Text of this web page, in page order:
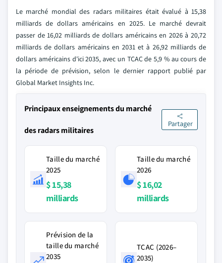
Le marché mondial des radars militaires était évalué à 15,38
milliards de dollars américains en 2025. Le marché devrait
passer de 16,02 milliards de dollars américains en 2026 à 20,72
milliards de dollars américains en 2031 et à 26,92 milliards de
dollars américains d'ici 2035, avec un TCAC de 5,9 % au cours de
la période de prévision, selon le dernier rapport publié par
Global Market Insights Inc.
Principaux enseignements du marché
des radars militaires
Partager
Taille du marché
2025
$ 15,38
milliards
Taille du marché
2026
$ 16,02
milliards
Prévision de la
taille du marché
2035
TCAC (2026–
2035)